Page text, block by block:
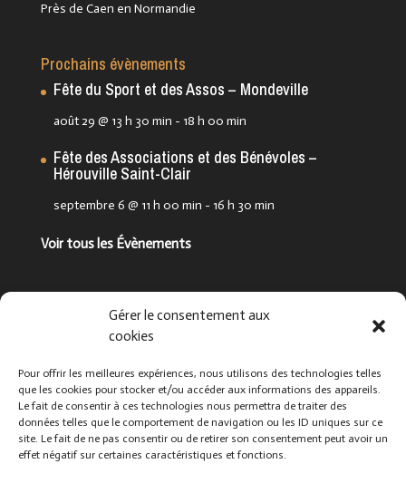
Gérer le consentement aux
cookies
Pour offrir les meilleures expériences, nous utilisons des technologies telles
que les cookies pour stocker et/ou accéder aux informations des appareils.
Le fait de consentir à ces technologies nous permettra de traiter des
données telles que le comportement de navigation ou les ID uniques sur ce
site. Le fait de ne pas consentir ou de retirer son consentement peut avoir un
effet négatif sur certaines caractéristiques et fonctions.
Près de Caen en Normandie
Prochains évènements
Fête du Sport et des Assos – Mondeville
août 29 @ 13 h 30 min - 18 h 00 min
Fête des Associations et des Bénévoles –
Hérouville Saint-Clair
septembre 6 @ 11 h 00 min - 16 h 30 min
Voir tous les Évènements
Suivez-nous !